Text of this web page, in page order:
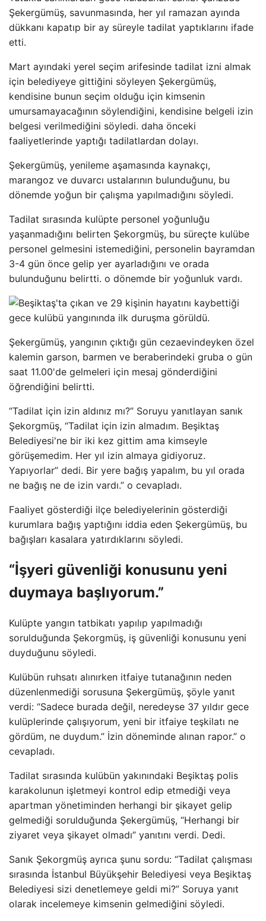
Şekergümüş, savunmasında, her yıl ramazan ayında
dükkanı kapatıp bir ay süreyle tadilat yaptıklarını ifade
etti.
Mart ayındaki yerel seçim arifesinde tadilat izni almak
için belediyeye gittiğini söyleyen Şekergümüş,
kendisine bunun seçim olduğu için kimsenin
umursamayacağının söylendiğini, kendisine belgeli izin
belgesi verilmediğini söyledi. daha önceki
faaliyetlerinde yaptığı tadilatlardan dolayı.
Şekergümüş, yenileme aşamasında kaynakçı,
marangoz ve duvarcı ustalarının bulunduğunu, bu
dönemde yoğun bir çalışma yapılmadığını söyledi.
Tadilat sırasında kulüpte personel yoğunluğu
yaşanmadığını belirten Şekorgmüş, bu süreçte kulübe
personel gelmesini istemediğini, personelin bayramdan
3-4 gün önce gelip yer ayarladığını ve orada
bulunduğunu belirtti. o dönemde bir yoğunluk vardı.
Şekergümüş, yangının çıktığı gün cezaevindeyken özel
kalemin garson, barmen ve beraberindeki gruba o gün
saat 11.00'de gelmeleri için mesaj gönderdiğini
öğrendiğini belirtti.
“Tadilat için izin aldınız mı?” Soruyu yanıtlayan sanık
Şekorgmüş, “Tadilat için izin almadım. Beşiktaş
Belediyesi'ne bir iki kez gittim ama kimseyle
görüşemedim. Her yıl izin almaya gidiyoruz.
Yapıyorlar” dedi. Bir yere bağış yapalım, bu yıl orada
ne bağış ne de izin vardı.” o cevapladı.
Faaliyet gösterdiği ilçe belediyelerinin gösterdiği
kurumlara bağış yaptığını iddia eden Şekergümüş, bu
bağışları kasalara yatırdıklarını söyledi.
“İşyeri güvenliği konusunu yeni
duymaya başlıyorum.”
Kulüpte yangın tatbikatı yapılıp yapılmadığı
sorulduğunda Şekorgmüş, iş güvenliği konusunu yeni
duyduğunu söyledi.
Kulübün ruhsatı alınırken itfaiye tutanağının neden
düzenlenmediği sorusuna Şekergümüş, şöyle yanıt
verdi: “Sadece burada değil, neredeyse 37 yıldır gece
kulüplerinde çalışıyorum, yeni bir itfaiye teşkilatı ne
gördüm, ne duydum.” İzin döneminde alınan rapor.” o
cevapladı.
Tadilat sırasında kulübün yakınındaki Beşiktaş polis
karakolunun işletmeyi kontrol edip etmediği veya
apartman yönetiminden herhangi bir şikayet gelip
gelmediği sorulduğunda Şekergümüş, “Herhangi bir
ziyaret veya şikayet olmadı” yanıtını verdi. Dedi.
Sanık Şekorgmüş ayrıca şunu sordu: “Tadilat çalışması
sırasında İstanbul Büyükşehir Belediyesi veya Beşiktaş
Belediyesi sizi denetlemeye geldi mi?” Soruya yanıt
olarak incelemeye kimsenin gelmediğini söyledi.